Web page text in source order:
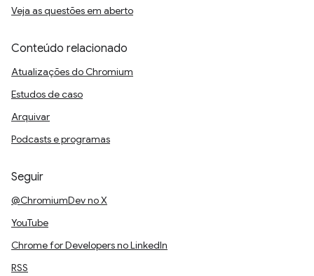
Veja as questões em aberto
Conteúdo relacionado
Atualizações do Chromium
Estudos de caso
Arquivar
Podcasts e programas
Seguir
@ChromiumDev no X
YouTube
Chrome for Developers no LinkedIn
RSS